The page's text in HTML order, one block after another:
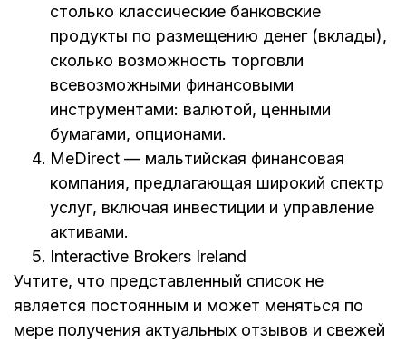
столько классические банковские
продукты по размещению денег (вклады),
сколько возможность торговли
всевозможными финансовыми
инструментами: валютой, ценными
бумагами, опционами.
MeDirect — мальтийская финансовая
компания, предлагающая широкий спектр
услуг, включая инвестиции и управление
активами.
Interactive Brokers Ireland
Учтите, что представленный список не
является постоянным и может меняться по
мере получения актуальных отзывов и свежей